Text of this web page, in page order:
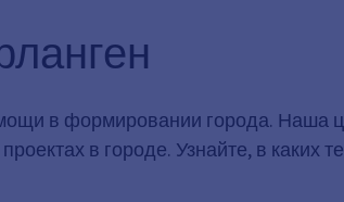
в формировании города. Наша
в городе. Узнайте, в каких